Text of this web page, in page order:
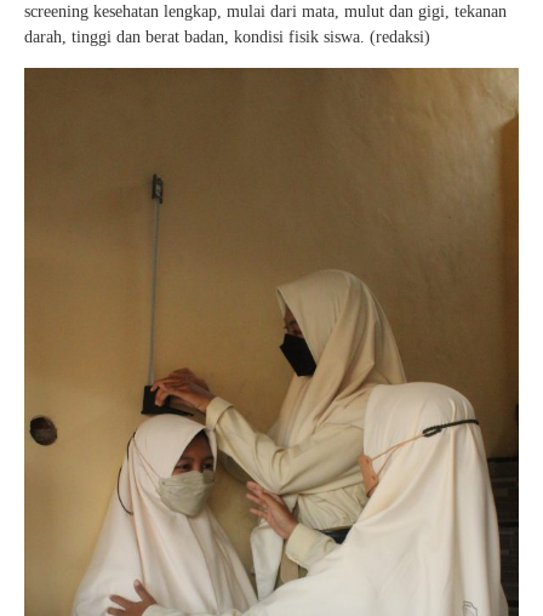
screening kesehatan lengkap, mulai dari mata, mulut dan gigi, tekanan
darah, tinggi dan berat badan, kondisi fisik siswa. (redaksi)